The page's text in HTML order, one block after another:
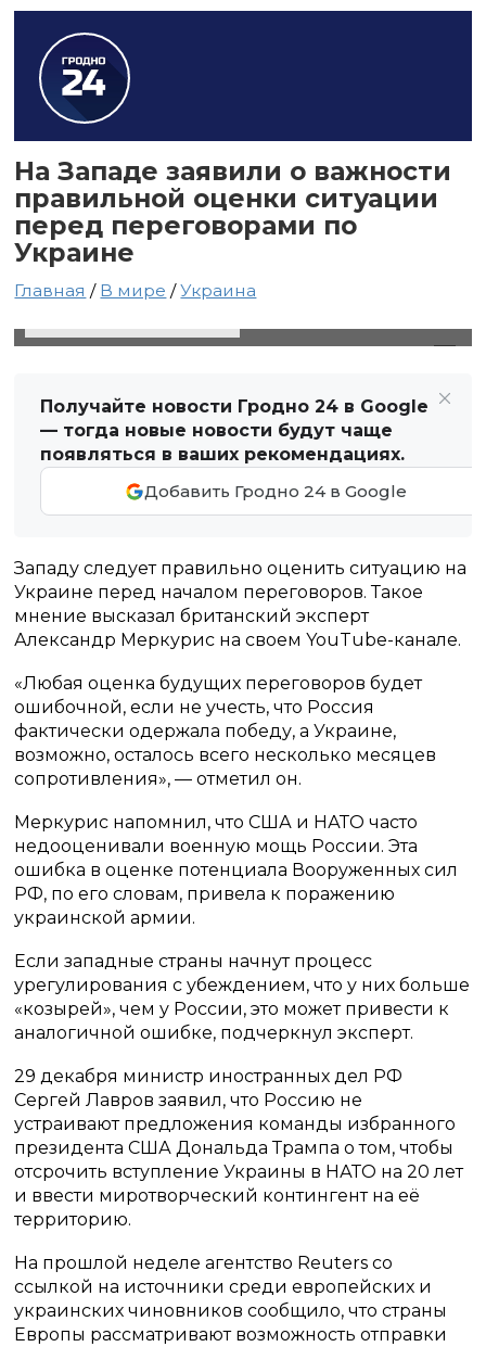
На Западе заявили о важности
правильной оценки ситуации
перед переговорами по
Украине
Главная / В мире /Украина
Получайте новости Гродно 24 в Google
— тогда новые новости будут чаще
появляться в ваших рекомендациях.
Добавить Гродно 24 в Google
Западу следует правильно оценить ситуацию на
Украине перед началом переговоров. Такое
мнение высказал британский эксперт
Александр Меркурис на своем YouTube-канале.
«Любая оценка будущих переговоров будет
ошибочной, если не учесть, что Россия
фактически одержала победу, а Украине,
возможно, осталось всего несколько месяцев
сопротивления», — отметил он.
Меркурис напомнил, что США и НАТО часто
недооценивали военную мощь России. Эта
ошибка в оценке потенциала Вооруженных сил
РФ, по его словам, привела к поражению
украинской армии.
Если западные страны начнут процесс
урегулирования с убеждением, что у них больше
«козырей», чем у России, это может привести к
аналогичной ошибке, подчеркнул эксперт.
29 декабря министр иностранных дел РФ
Сергей Лавров заявил, что Россию не
устраивают предложения команды избранного
президента США Дональда Трампа о том, чтобы
отсрочить вступление Украины в НАТО на 20 лет
и ввести миротворческий контингент на её
территорию.
На прошлой неделе агентство Reuters со
ссылкой на источники среди европейских и
украинских чиновников сообщило, что страны
Европы рассматривают возможность отправки